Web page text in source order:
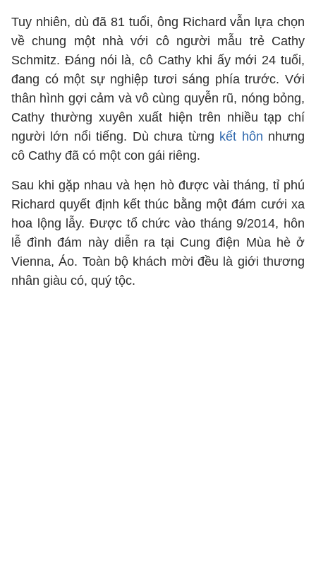
Tuy nhiên, dù đã 81 tuổi, ông Richard vẫn lựa chọn
về chung một nhà với cô người mẫu trẻ Cathy
Schmitz. Đáng nói là, cô Cathy khi ấy mới 24 tuổi,
đang có một sự nghiệp tươi sáng phía trước. Với
thân hình gợi cảm và vô cùng quyễn rũ, nóng bỏng,
Cathy thường xuyên xuất hiện trên nhiều tạp chí
người lớn nổi tiếng. Dù chưa từng kết hôn nhưng
cô Cathy đã có một con gái riêng.
Sau khi gặp nhau và hẹn hò được vài tháng, tỉ phú
Richard quyết định kết thúc bằng một đám cưới xa
hoa lộng lẫy. Được tổ chức vào tháng 9/2014, hôn
lễ đình đám này diễn ra tại Cung điện Mùa hè ở
Vienna, Áo. Toàn bộ khách mời đều là giới thương
nhân giàu có, quý tộc.